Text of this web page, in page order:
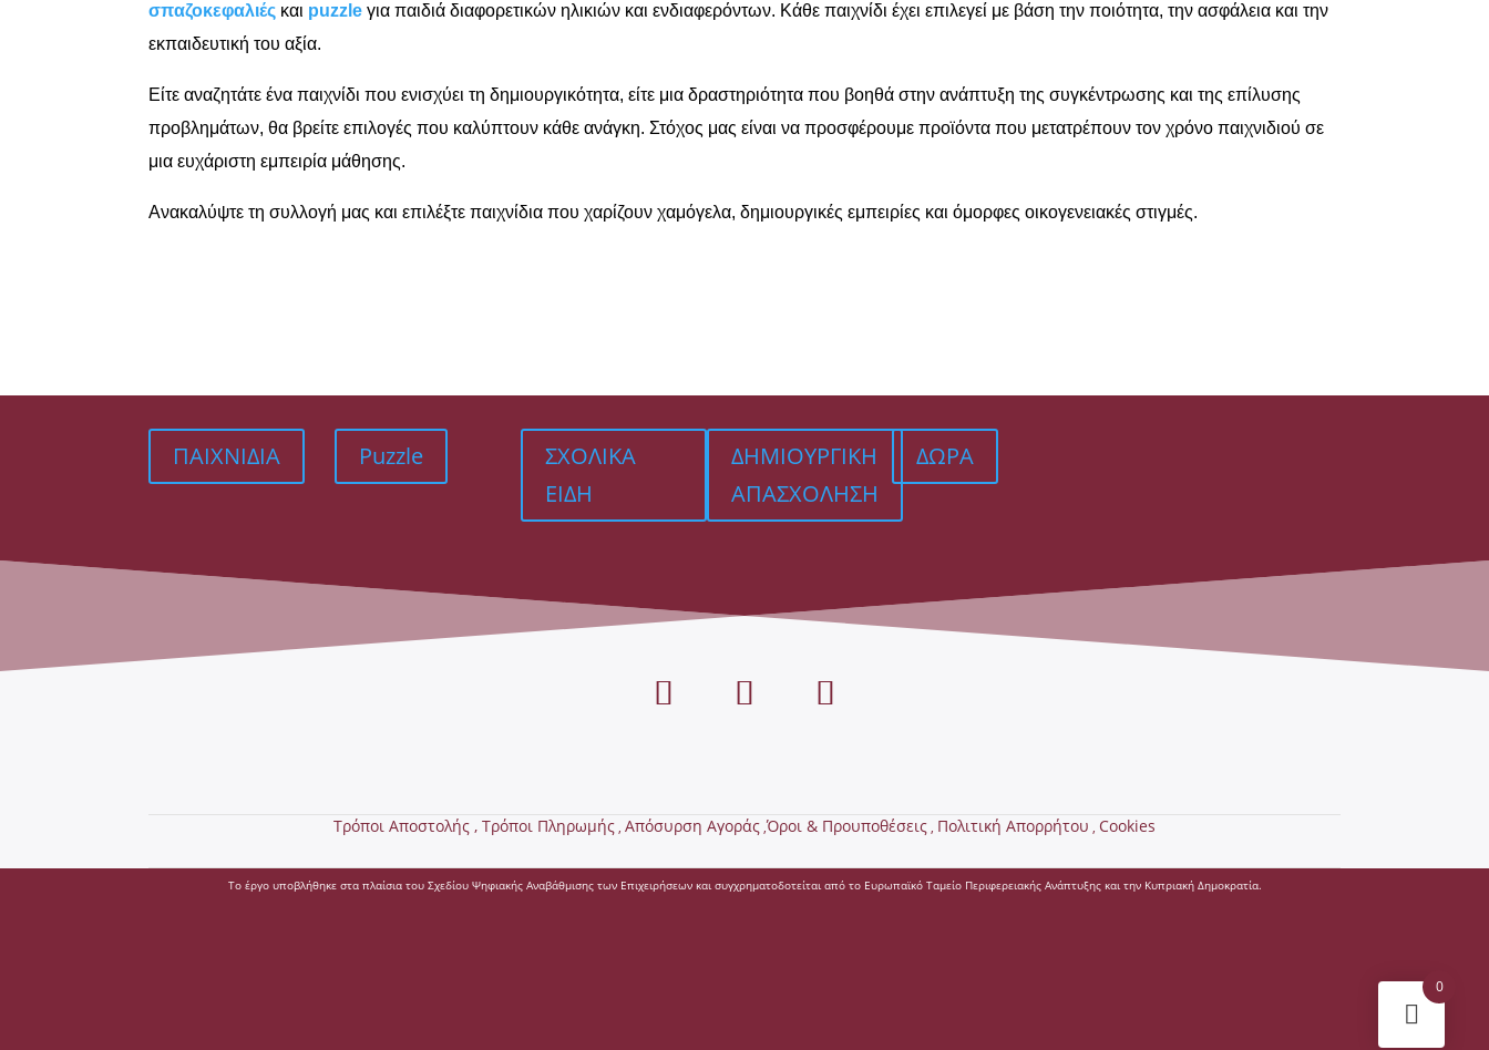
σπαζοκεφαλιές και puzzle για παιδιά διαφορετικών ηλικιών και ενδιαφερόντων. Κάθε παιχνίδι έχει επιλεγεί με βάση την ποιότητα, την ασφάλεια και την
εκπαιδευτική του αξία.
Είτε αναζητάτε ένα παιχνίδι που ενισχύει τη δημιουργικότητα, είτε μια δραστηριότητα που βοηθά στην ανάπτυξη της συγκέντρωσης και της επίλυσης
προβλημάτων, θα βρείτε επιλογές που καλύπτουν κάθε ανάγκη. Στόχος μας είναι να προσφέρουμε προϊόντα που μετατρέπουν τον χρόνο παιχνιδιού σε
μια ευχάριστη εμπειρία μάθησης.
Ανακαλύψτε τη συλλογή μας και επιλέξτε παιχνίδια που χαρίζουν χαμόγελα, δημιουργικές εμπειρίες και όμορφες οικογενειακές στιγμές.
ΠΑΙΧΝΙΔΙΑ Puzzle
ΣΧΟΛΙΚΑ
ΕΙΔΗ
ΔΗΜΙΟΥΡΓΙΚΗ
ΑΠΑΣΧΟΛΗΣΗ
ΔΩΡΑ
Τρόποι Αποστολής , Τρόποι Πληρωμής , Απόσυρση Αγοράς ,Όροι & Προυποθέσεις , Πολιτική Απορρήτου , Cookies
Το έργο υποβλήθηκε στα πλαίσια του Σχεδίου Ψηφιακής Αναβάθμισης των Επιχειρήσεων και συγχρηματοδοτείται από το Ευρωπαϊκό Ταμείο Περιφερειακής Ανάπτυξης και την Κυπριακή Δημοκρατία.
0